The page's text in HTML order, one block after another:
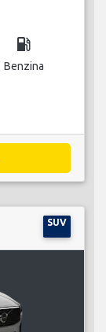
local_gas_station
Benzina
SUV